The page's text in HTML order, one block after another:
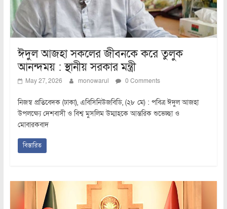
ঈদুল আজহা সকলের জীবনকে করে তুলুক
আনন্দময় : স্থানীয় সরকার মন্ত্রী
May 27, 2026 monowarul 0 Comments
নিজস্ব প্রতিবেদক (ঢাকা), এবিসিনিউজবিডি, (২৮ মে) : পবিত্র ঈদুল আজহা
উপলক্ষ্যে দেশবাসী ও বিশ্ব মুসলিম উম্মাহকে আন্তরিক শুভেচ্ছা ও
মোবারকবাদ
বিস্তারিত